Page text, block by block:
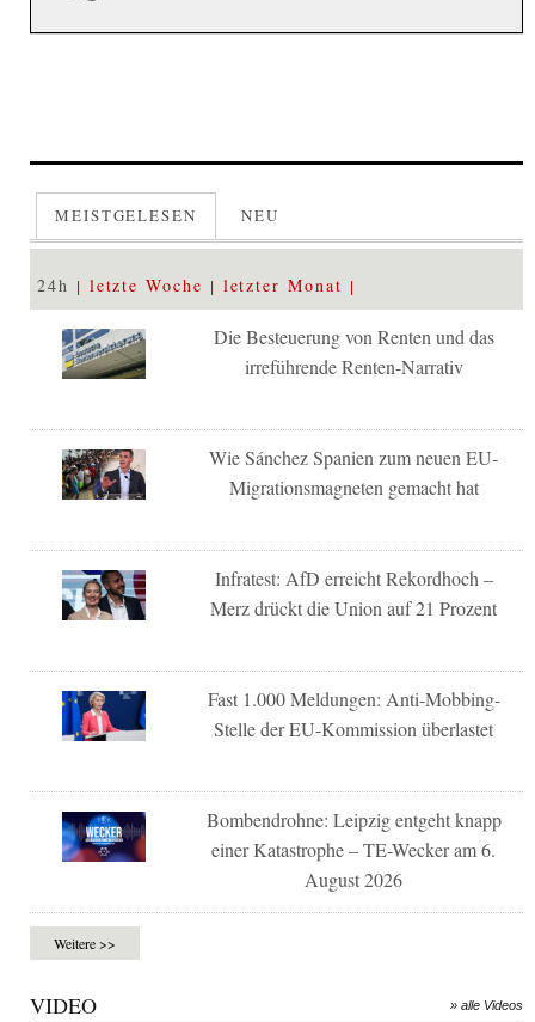
MEISTGELESEN NEU
24h letzte Woche letzter Monat
Die Besteuerung von Renten und das
irreführende Renten-Narrativ
Wie Sánchez Spanien zum neuen EU-
Migrationsmagneten gemacht hat
Infratest: AfD erreicht Rekordhoch –
Merz drückt die Union auf 21 Prozent
Fast 1.000 Meldungen: Anti-Mobbing-
Stelle der EU-Kommission überlastet
Bombendrohne: Leipzig entgeht knapp
einer Katastrophe – TE-Wecker am 6.
August 2026
Weitere >>
VIDEO » alle Videos